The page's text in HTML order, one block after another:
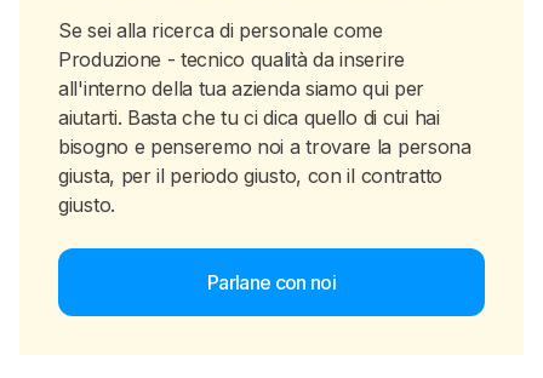
Se sei alla ricerca di personale come
Produzione - tecnico qualità da inserire
all'interno della tua azienda siamo qui per
aiutarti. Basta che tu ci dica quello di cui hai
bisogno e penseremo noi a trovare la persona
giusta, per il periodo giusto, con il contratto
giusto.
Parlane con noi